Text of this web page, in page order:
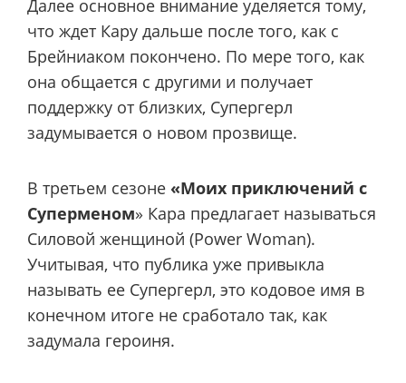
Далее основное внимание уделяется тому,
что ждет Кару дальше после того, как с
Брейниаком покончено. По мере того, как
она общается с другими и получает
поддержку от близких, Супергерл
задумывается о новом прозвище.
В третьем сезоне «Моих приключений с
Суперменом» Кара предлагает называться
Силовой женщиной (Power Woman).
Учитывая, что публика уже привыкла
называть ее Супергерл, это кодовое имя в
конечном итоге не сработало так, как
задумала героиня.